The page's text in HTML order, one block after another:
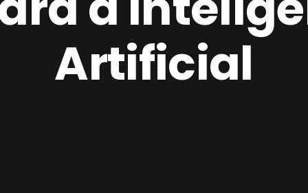
Artificial